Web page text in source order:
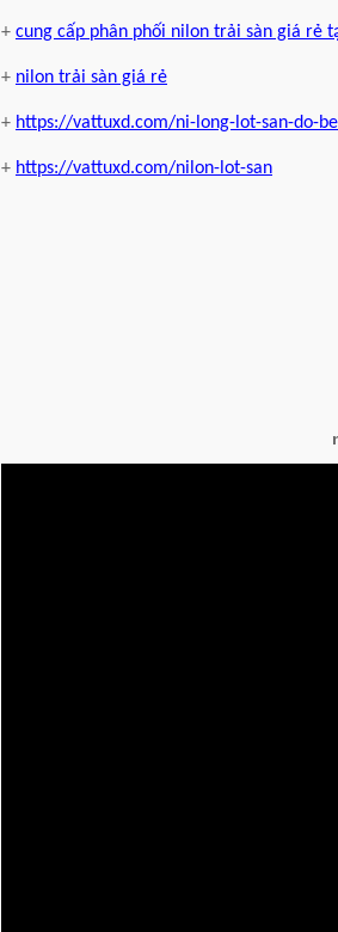
+ cung cấp phân phối nilon trải sàn giá rẻ
+ nilon trải sàn giá rẻ
+ https://vattuxd.com/ni-long-lot-san-do-
+ https://vattuxd.com/nilon-lot-san